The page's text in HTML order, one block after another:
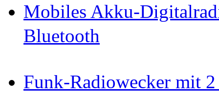
Mobiles Akku-
Bluetooth
Funk-Radiowecker mit